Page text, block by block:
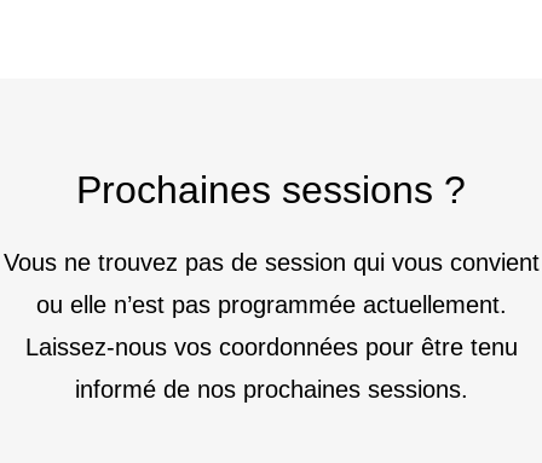
Prochaines sessions ?
Vous ne trouvez pas de session qui vous convient
ou elle n’est pas programmée actuellement.
Laissez-nous vos coordonnées pour être tenu
informé de nos prochaines sessions.